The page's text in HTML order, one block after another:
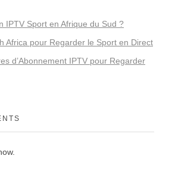
IPTV Sport en Afrique du Sud ?
Africa pour Regarder le Sport en Direct
d’Abonnement IPTV pour Regarder